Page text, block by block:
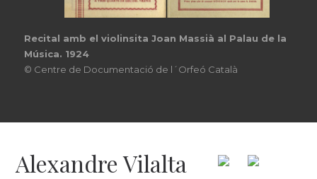
Recital amb el violinsita Joan Massià al Palau de la
Música. 1924
© Centre de Documentació de l´Orfeó Català
Alexandre Vilalta